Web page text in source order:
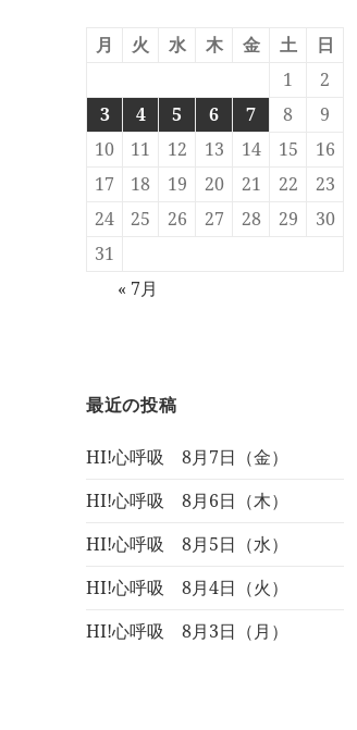
月 火 水 木 金 土
日
1
2
3
4 5 6 7 8
9
10
11 12 13 14 15
16
17
18 19 20 21 22
23
24
25 26 27 28 29
30
31
« 7月
最近の投稿
HI!心呼吸 8月7日（金）
HI!心呼吸 8月6日（木）
HI!心呼吸 8月5日（水）
HI!心呼吸 8月4日（火）
HI!心呼吸 8月3日（月）